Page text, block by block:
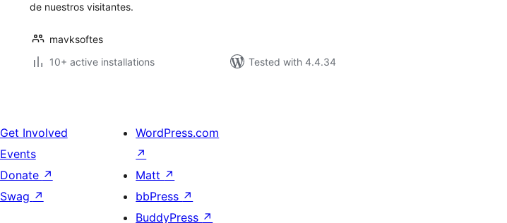
de nuestros visitantes.
mavksoftes
10+ active installations
Tested with 4.4.34
Get Involved
Events
Donate ↗
Swag ↗
WordPress.com
↗
Matt ↗
bbPress ↗
BuddyPress ↗